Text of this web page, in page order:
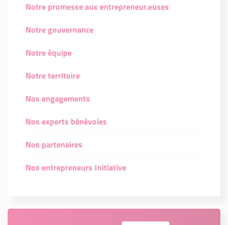
Notre promesse aux entrepreneur.euses
Notre gouvernance
Notre équipe
Notre territoire
Nos engagements
Nos experts bénévoles
Nos partenaires
Nos entrepreneurs Initiative